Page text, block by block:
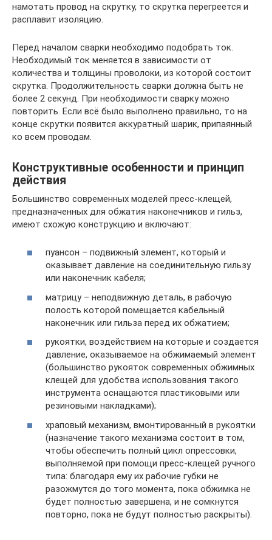
намотать провод на скрутку, то скрутка перегреется и
расплавит изоляцию.
Перед началом сварки необходимо подобрать ток.
Необходимый ток меняется в зависимости от
количества и толщины проволоки, из которой состоит
скрутка. Продолжительность сварки должна быть не
более 2 секунд. При необходимости сварку можно
повторить. Если всё было выполнено правильно, то на
конце скрутки появится аккуратный шарик, припаянный
ко всем проводам.
Конструктивные особенности и принцип
действия
Большинство современных моделей пресс-клещей,
предназначенных для обжатия наконечников и гильз,
имеют схожую конструкцию и включают:
пуансон – подвижный элемент, который и
оказывает давление на соединительную гильзу
или наконечник кабеля;
матрицу – неподвижную деталь, в рабочую
полость которой помещается кабельный
наконечник или гильза перед их обжатием;
рукоятки, воздействием на которые и создается
давление, оказываемое на обжимаемый элемент
(большинство рукояток современных обжимных
клещей для удобства использования такого
инструмента оснащаются пластиковыми или
резиновыми накладками);
храповый механизм, вмонтированный в рукоятки
(назначение такого механизма состоит в том,
чтобы обеспечить полный цикл опрессовки,
выполняемой при помощи пресс-клещей ручного
типа: благодаря ему их рабочие губки не
разожмутся до того момента, пока обжимка не
будет полностью завершена, и не сомкнутся
повторно, пока не будут полностью раскрыты).